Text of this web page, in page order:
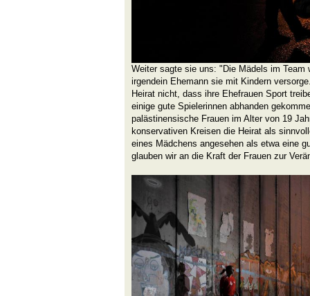
Weiter sagte sie uns: "Die Mädels im Team
irgendein Ehemann sie mit Kindern
Heirat nicht, dass ihre Ehefrauen Sport
einige gute Spielerinnen abhanden
palästinensische Frauen im Alter von 19
konservativen Kreisen die Heirat als
eines Mädchens angesehen als etwa eine
glauben wir an die Kraft der Frauen zur